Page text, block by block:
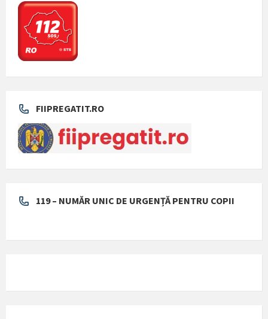
FIIPREGATIT.RO
119 – NUMĂR UNIC DE URGENȚĂ PENTRU COPII